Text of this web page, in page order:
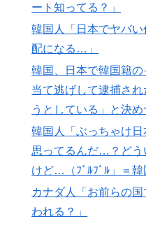
▶ NPB時代の山本由伸の
←「大谷の後に打たそ
▶ 海外「日本旅行で捺し
ーにしてみた！」一風
ディアに対する海外の
▶ 【海外の反応】舛添元
の受け入れ準備ができ
て準備なんて一生でき
がったのは何年も前の
▶
突進してきた牛を跳び
なった闘牛場の映像【
ート知ってる？」
韓国人「日本でヤバ
配になる…」
韓国、日本で韓国籍
当て逃げして逮捕さ
うとしている」と決
韓国人「ぶっちゃけ
思ってるんだ…？どう
けど…（ﾌﾞﾙﾌﾞﾙ」＝韓
カナダ人「お前らの
われる？」